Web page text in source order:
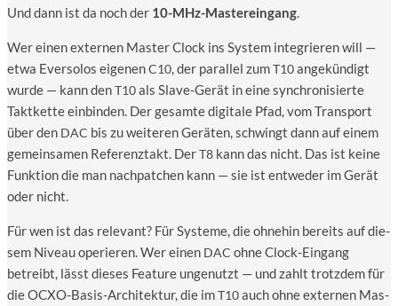
Und dann ist da noch der 10-MHz-Mas­ter­ein­gang.
Wer einen exter­nen Mas­ter Clock ins Sys­tem inte­grie­ren will —
etwa Ever­so­los eige­nenC10, der par­al­lel zumT10ange­kün­digt
wur­de — kann denT10als Slave-Gerät in eine syn­chro­ni­sier­te
Takt­ket­te ein­bin­den. Der gesam­te digi­ta­le Pfad, vom Trans­port
über den DAC bis zu wei­te­ren Gerä­ten, schwingt dann auf einem
gemein­sa­men Refe­renz­takt. DerT8 kann das nicht. Das ist kei­ne
Funk­ti­on die man nach­patchen kann — sie ist ent­we­der im Gerät
oder nicht.
Für wen ist das rele­vant? Für Sys­te­me, die ohne­hin bereits auf die­
sem Niveau ope­rie­ren. Wer einen DAC ohne Clock-Ein­gang
betreibt, lässt die­ses Fea­ture unge­nutzt — und zahlt trotz­dem für
die OCXO-Basis-Archi­tek­tur, die imT10auch ohne exter­nen Mas­